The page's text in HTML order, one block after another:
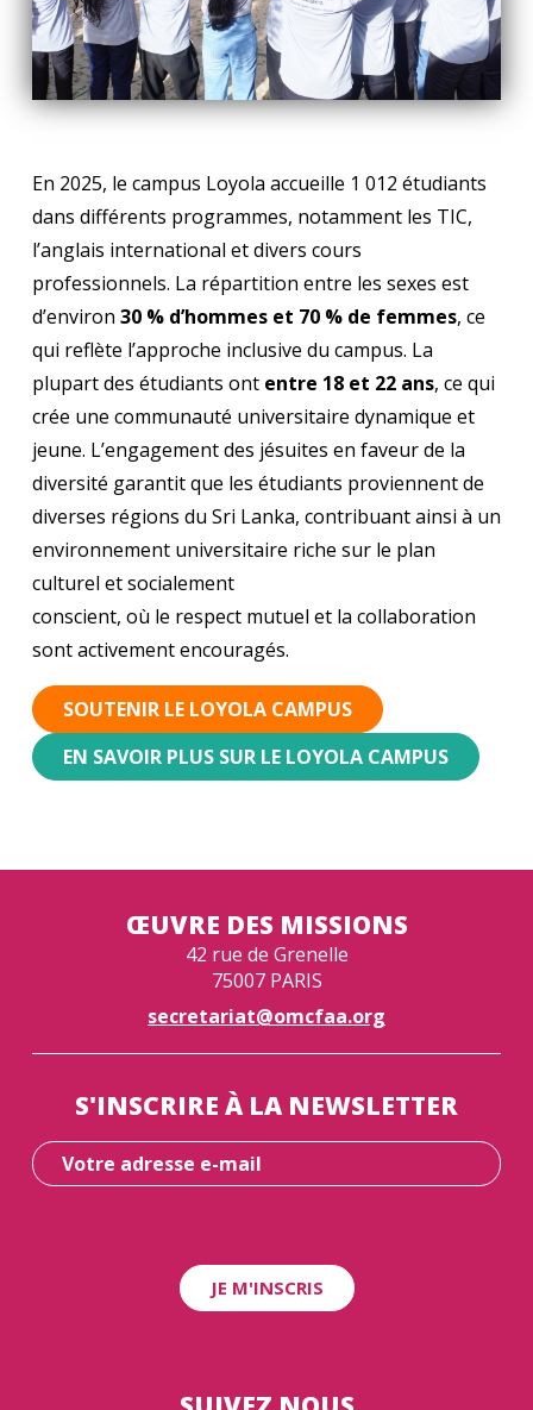
En 2025, le campus Loyola accueille 1 012 étudiants
dans différents programmes, notamment les TIC,
l’anglais international et divers cours
professionnels. La répartition entre les sexes est
d’environ 30 % d’hommes et 70 % de femmes, ce
qui reflète l’approche inclusive du campus. La
plupart des étudiants ont entre 18 et 22 ans, ce qui
crée une communauté universitaire dynamique et
jeune. L’engagement des jésuites en faveur de la
diversité garantit que les étudiants proviennent de
diverses régions du Sri Lanka, contribuant ainsi à un
environnement universitaire riche sur le plan
culturel et socialement
conscient, où le respect mutuel et la collaboration
sont activement encouragés.
SOUTENIR LE LOYOLA CAMPUS
EN SAVOIR PLUS SUR LE LOYOLA CAMPUS
S'INSCRIRE À LA NEWSLETTER
ŒUVRE DES MISSIONS
42 rue de Grenelle
75007 PARIS
secretariat@omcfaa.org